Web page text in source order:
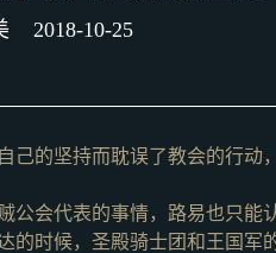
2018-10-25
己的坚持而耽误了教会的行动
会代表的事情，路易也只能
时候，圣殿骑士团和王国军